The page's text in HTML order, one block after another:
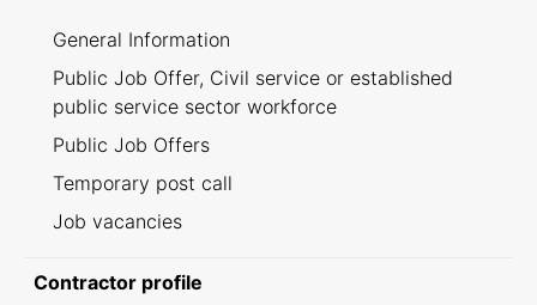
General Information
Public Job Offer, Civil service or established
public service sector workforce
Public Job Offers
Temporary post call
Job vacancies
Contractor profile